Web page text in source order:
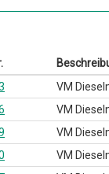
VM
VM
VM
VM